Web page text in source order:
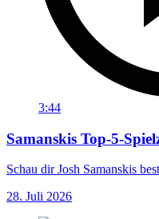
3:44
Samanskis Top-5-
Schau dir Josh Samanskis
28. Juli 2026